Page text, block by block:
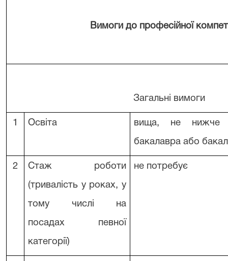
Вимоги до професійної
Загальні вимоги
1 Освіта вища, не нижче
бакалавра або
2 Стаж роботи
(тривалість у роках, у
тому числі на
посадах певної
категорії)
не потребує